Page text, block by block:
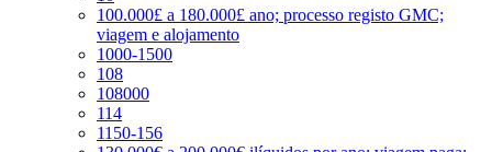
100.000£ a 180.000£ ano; processo registo GMC;
viagem e alojamento
1000-1500
108
108000
114
1150-156